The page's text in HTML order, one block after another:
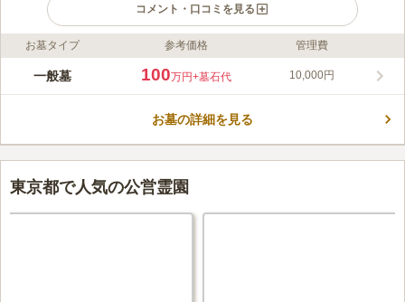
コメント・口コミを見る
ライフドット編集部のコメント
文京区向丘に位置する光林寺は、文京区指定史跡の緒方洪庵墓、
で。 最寄り駅は、東京メトロ南北線「本駒込駅」から徒歩1分と
口コミ評価
みんなの評価
4.0
お供え物の販売については、三田線の白山駅の近くにあると思い
ますが、南北線本駒込駅周辺には、お花屋さんしかないので、お供え物は
お墓タイプ 参考価格 管理費
一般墓 100万円+墓石代 10,000円
お墓の詳細を見る
東京都で人気の公営霊園